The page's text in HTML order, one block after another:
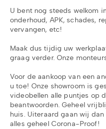
U bent nog steeds welkom
onderhoud, APK, schades,
vervangen, etc!
Maak dus tijdig uw
graag verder. Onze
Voor de aankoop van een
u toe! Onze showroom is
videobellen alle puntjes op
beantwoorden. Geheel
huis. Uiteraard gaan wij
alles geheel Corona-Proof!